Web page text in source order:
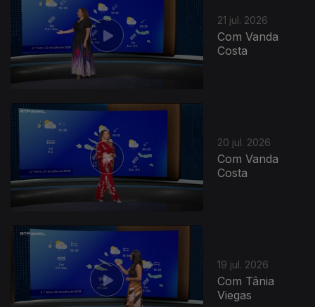
21 jul. 2026
Com Vanda
Costa
20 jul. 2026
Com Vanda
Costa
19 jul. 2026
Com Tânia
Viegas